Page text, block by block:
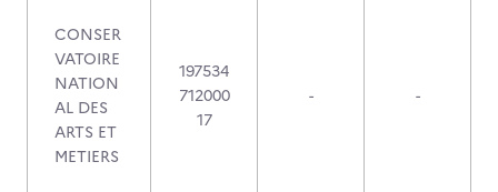
CONSER
VATOIRE
NATION
AL DES
ARTS ET
METIERS
197534
712000
17
- -